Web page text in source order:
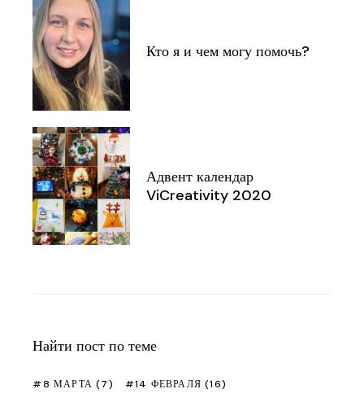
Кто я и чем могу помочь?
Адвент календар
ViCreativity 2020
Найти пост по теме
8 МАРТА (7) 14 ФЕВРАЛЯ (16)